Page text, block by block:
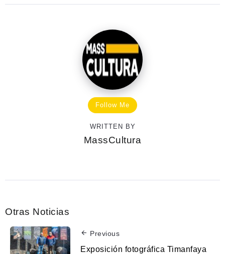
Follow Me
WRITTEN BY
MassCultura
Otras Noticias
Previous
Exposición fotográfica Timanfaya